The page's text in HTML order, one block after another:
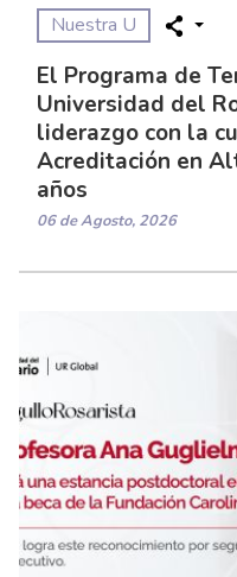
Nuestra U
El Programa de
Universidad del
liderazgo con la
Acreditación en
años
06 de Agosto, 2026